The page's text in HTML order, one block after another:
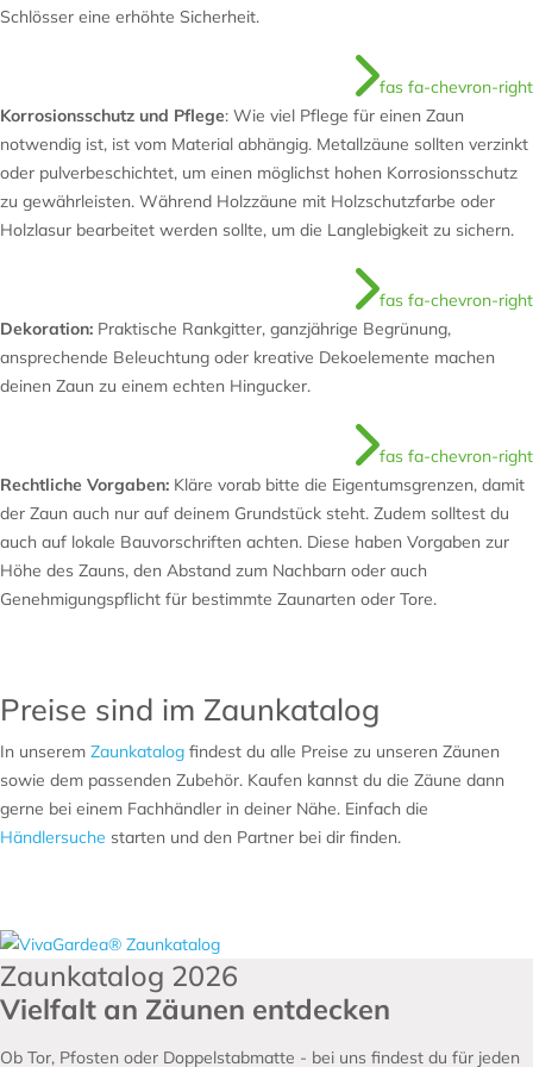
Schlösser eine erhöhte Sicherheit.
fas fa-chevron-right
Korrosionsschutz und Pflege: Wie viel Pflege für einen Zaun
notwendig ist, ist vom Material abhängig. Metallzäune sollten verzinkt
oder pulverbeschichtet, um einen möglichst hohen Korrosionsschutz
zu gewährleisten. Während Holzzäune mit Holzschutzfarbe oder
Holzlasur bearbeitet werden sollte, um die Langlebigkeit zu sichern.
fas fa-chevron-right
Dekoration: Praktische Rankgitter, ganzjährige Begrünung,
ansprechende Beleuchtung oder kreative Dekoelemente machen
deinen Zaun zu einem echten Hingucker.
fas fa-chevron-right
Rechtliche Vorgaben: Kläre vorab bitte die Eigentumsgrenzen, damit
der Zaun auch nur auf deinem Grundstück steht. Zudem solltest du
auch auf lokale Bauvorschriften achten. Diese haben Vorgaben zur
Höhe des Zauns, den Abstand zum Nachbarn oder auch
Genehmigungspflicht für bestimmte Zaunarten oder Tore.
Preise sind im Zaunkatalog
In unserem Zaunkatalog findest du alle Preise zu unseren Zäunen
sowie dem passenden Zubehör. Kaufen kannst du die Zäune dann
gerne bei einem Fachhändler in deiner Nähe. Einfach die
Händlersuche starten und den Partner bei dir finden.
Zaunkatalog 2026
Vielfalt an Zäunen entdecken
Ob Tor, Pfosten oder Doppelstabmatte - bei uns findest du für jeden